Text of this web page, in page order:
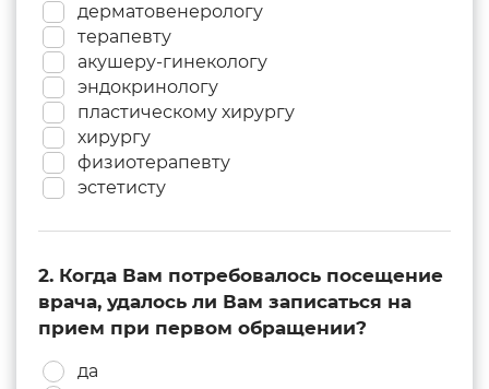
дерматовенерологу
терапевту
акушеру-гинекологу
эндокринологу
пластическому хирургу
хирургу
физиотерапевту
эстетисту
2. Когда Вам потребовалось посещение
врача, удалось ли Вам записаться на
прием при первом обращении?
да